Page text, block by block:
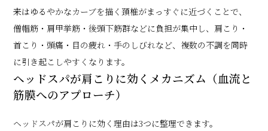
来はゆるやかなカーブを描く頚椎がまっすぐに近づくことで、
僧帽筋・肩甲挙筋・後頭下筋群などに負担が集中し、肩こり・
首こり・頭痛・目の疲れ・手のしびれなど、複数の不調を同時
に引き起こしやすくなります。
ヘッドスパが肩こりに効くメカニズム（血流と
筋膜へのアプローチ）
ヘッドスパが肩こりに効く理由は3つに整理できます。